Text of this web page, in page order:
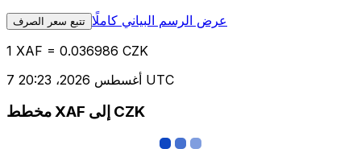
تتبع سعر الصرف عرض الرسم البياني كاملًا
1 XAF = 0.036986 CZK
7 أغسطس 2026، 20:23 UTC
مخطط XAF إلى CZK